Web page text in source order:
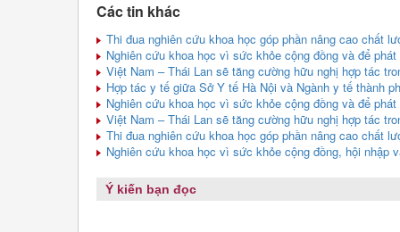
Các tin khác
Thi đua nghiên cứu khoa học góp phần nâng cao chất
Nghiên cứu khoa học vì sức khỏe cộng đồng và để
Việt Nam – Thái Lan sẽ tăng cường hữu nghị hợp tác
Hợp tác y tế giữa Sở Y tế Hà Nội và Ngành y tế thành
Nghiên cứu khoa học vì sức khỏe cộng đồng và để
Việt Nam – Thái Lan sẽ tăng cường hữu nghị hợp tác
Thi đua nghiên cứu khoa học góp phần nâng cao chất
Nghiên cứu khoa học vì sức khỏe cộng đồng, hội nhập
Ý kiến bạn đọc